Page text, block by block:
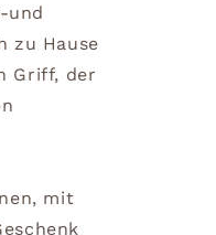
und
zu Hause
Griff, der
mit